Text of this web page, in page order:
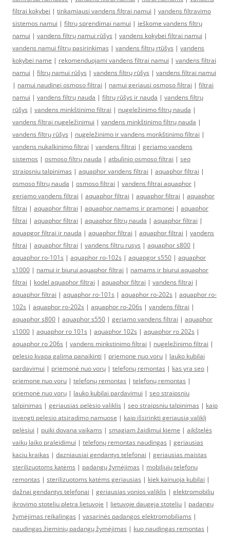
filtrai kokybei | tinkamiausi vandens filtrai namui | vandens filtravimo
sistemos namui | filtrų sprendimai namui | ieškome vandens filtrų
namui | vandens filtrų namui rūšys | vandens kokybei filtrai namui |
vandens namui filtrų pasirinkimas | vandens filtrų rtūšys | vandens
kokybei name | rekomenduojami vandens filtrai namui | vandens filtrai
namui | filtrų namui rūšys | vandens filtrų rūšys | vandens filtrai namui
| namui naudingi osmoso filtrai | namui geriausi osmoso filtrai | filtrai
namui | vandens filtrų nauda | filtrų rūšys ir nauda | vandens filtrų
rūšys | vandens minkštinimo filtrai | nugeležinimo filtrų nauda |
vandens filtrai nugeležinimui | vandens minkštinimo filtrų nauda |
vandens filtrų rūšys | nugeležinimo ir vandens monkštinimo filtrai |
vandens nukalkinimo filtrai | vandens filtrai | geriamo vandens
sistemos | osmoso filtrų nauda | atbulinio osmoso filtrai | seo
straipsniu talpinimas | aquaphor vandens filtrai | aquaphor filtrai |
osmoso filtrų nauda | osmoso filtrai | vandens filtrai aquaphor |
geriamo vandens filtrai | aquaphor filtrai | aquaphor filtrai | aquaphor
filtrai | aquaphor filtrai | aquaphor namams ir pramonei | aquaphor
filtrai | aquaphor filtrai | aquaphor filtrų nauda | aquaphor filtrai |
aquapgor filtrai ir nauda | aquaphor filtrai | aquaphor filtrai | vandens
filtrai | aquaphor filtrai | vandens filtru rusys | aquaphor s800 |
aquaphor ro-101s | aquaphor ro-102s | aquapgor s550 | aquaphor
s1000 | namui ir biurui aquaphor filtrai | namams ir biurui aquaphor
filtrai | kodel aquaphor filtrai | aquaphor filtrai | vandens filtrai |
aquaphor filtrai | aquaphor ro-101s | aquaphor ro-202s | aquaphor ro-
102s | aquaphor ro-202s | aquaphor ro-206s | vandens filtrai |
aquaphor s800 | aquaphor s550 | geriamo vandens filtrai | aquaphor
s1000 | aquaphor ro 101s | aquaphor 102s | aquaphor ro 202s |
aquaphor ro 206s | vandens minkstinimo filtrai | nugeležinimo filtrai |
pelesio kvapa galima panaikinti | priemone nuo voru | lauko kubilai
pardavimui | priemonė nuo vorų | telefonų remontas | kas yra seo |
priemone nuo voru | telefonų remontas | telefonų remontas |
priemonė nuo vorų | lauko kubilai pardavimui | seo straipsniu
talpinimas | geriausias pelėsio valiklis | seo straipsniu talpinimas | kaip
isvengti pelesio atsiradimo namuose | kaip išsirinkti geriausią valiklį
pelėsiui | puiki dovana vaikams | smagiam žaidimui kieme | aikštelės
vaikų laiko praleidimui | telefonų remontas naudingas | geriausias
kaciu kraikas | dazniausiai gendantys telefonai | geriausias maistas
sterilizuotoms katėms | padangų žymėjimas | mobiliųjų telefonų
remontas | sterilizuotoms katėms geriausias | kiek kainuoja kubilai |
dažnai gendantys telefonai | geriausias vonios valiklis | elektromobiliu
ikrovimo stoteliu pletra lietuvoje | lietuvoje daugeja stoteliu | padangų
žymėjimas reikalingas | vasarinės padangos elektromobiliams |
naudingas žieminių padangų žymėjimas | kuo naudingas remontas |